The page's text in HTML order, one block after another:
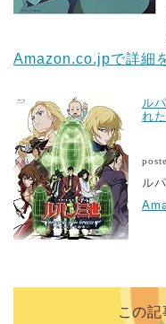
Amazon.co.jpで詳細
ル
れ
ル
この